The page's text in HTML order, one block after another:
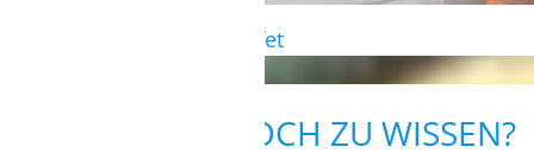
Abwechslungsreiches Buffet
WAS GIBT ES NOCH ZU WISSEN?